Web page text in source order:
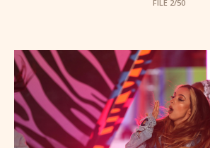
FILE 2/50